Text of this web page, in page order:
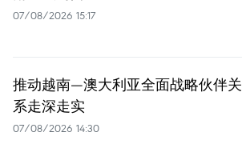
07/08/2026 15:17
推动越南—澳大利亚全面战略伙伴关
系走深走实
07/08/2026 14:30